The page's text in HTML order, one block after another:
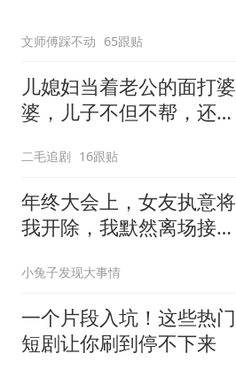
文师傅踩不动 65跟贴
儿媳妇当着老公的面打婆
婆，儿子不但不帮，还助
二毛追剧 16跟贴
年终大会上，女友执意将
我开除，我默然离场接手
了神
小兔子发现大事情
一个片段入坑！这些热门
短剧让你刷到停不下来